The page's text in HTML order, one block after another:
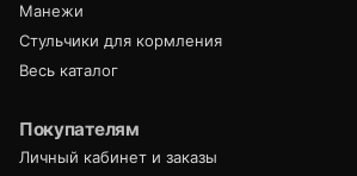
Манежи
Стульчики для кормления
Весь каталог
Покупателям
Личный кабинет и заказы